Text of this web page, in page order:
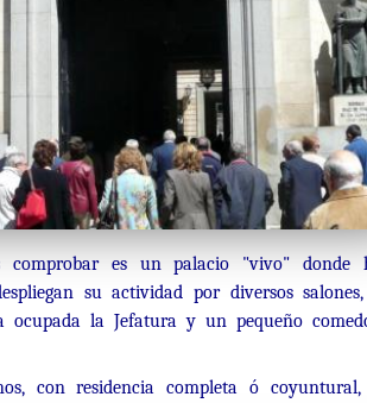
comprobar es un palacio "vivo" donde
su actividad por diversos
ocupada la Jefatura y un pequeño
con residencia completa ó